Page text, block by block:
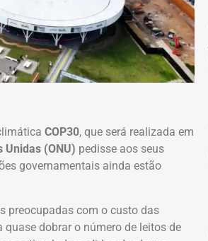
COP30, que será realizada em
Unidas (ONU) pedisse aos seus
governamentais ainda estão
preocupadas com o custo das
dobrar o número de leitos de